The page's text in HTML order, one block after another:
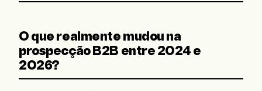
O que realmente mudou na
prospecção B2B entre 2024 e
2026?